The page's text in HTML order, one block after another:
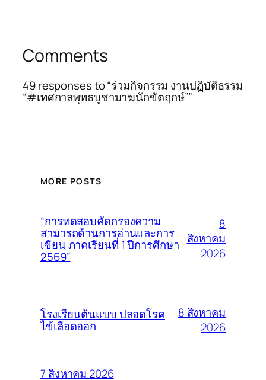
Comments
49 responses to “ร่วมกิจกรรม งานปฏิบัติธรรม
“#เทศกาลพุทธบูชามาฆนักขัตฤกษ์””
MORE POSTS
“การทดสอบคัดกรองความ
สามารถด้านการอ่านและการ
เขียน ภาคเรียนที่ 1 ปีการศึกษา
2569”
8
สิงหาคม
2026
โรงเรียนต้นแบบ ปลอดโรค
ไข้เลือดออก
8 สิงหาคม
2026
7 สิงหาคม 2026